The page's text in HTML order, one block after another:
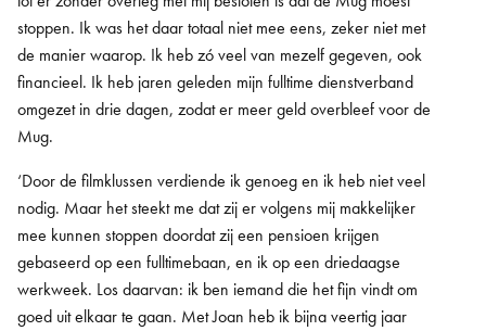
stoppen. Ik was het daar totaal niet mee eens, zeker niet met
de manier waarop. Ik heb zó veel van mezelf gegeven, ook
financieel. Ik heb jaren geleden mijn fulltime dienstverband
omgezet in drie dagen, zodat er meer geld overbleef voor de
Mug.
‘Door de filmklussen verdiende ik genoeg en ik heb niet veel
nodig. Maar het steekt me dat zij er volgens mij makkelijker
mee kunnen stoppen doordat zij een pensioen krijgen
gebaseerd op een fulltimebaan, en ik op een driedaagse
werkweek. Los daarvan: ik ben iemand die het fijn vindt om
goed uit elkaar te gaan. Met Joan heb ik bijna veertig jaar